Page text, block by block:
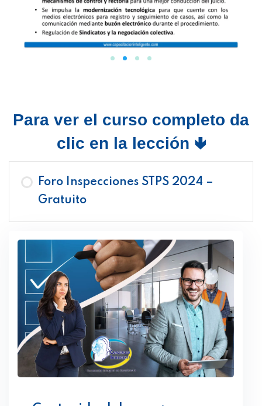
Para ver el curso completo da
clic en la lección 🢃
Foro Inspecciones STPS 2024 –
Gratuito